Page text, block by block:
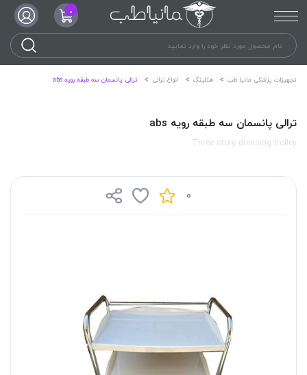
0
تجهیزات پزشکی مانیا طب هتلینگ انواع ترالی ترالی پانسمان سه طبقه رویه abs
ترالی پانسمان سه طبقه رویه abs
Three story dressing trolley
0